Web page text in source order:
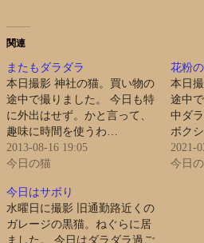
関連
またもダラダラ
本日撮影 神社の猫。買い物の
途中で撮りました。 今日も特
に外出はせず。かと言って、
趣味に時間を使うわ…
2013-08-16 19:05
今日の猫
花粉
本日
途中
中ダ
ボク
2021-
今日
今日はサボり
水曜日に撮影 旧通勤路近くの
ガレージの黒猫。ねぐらに居
ました。 今日はダラダラ過ご